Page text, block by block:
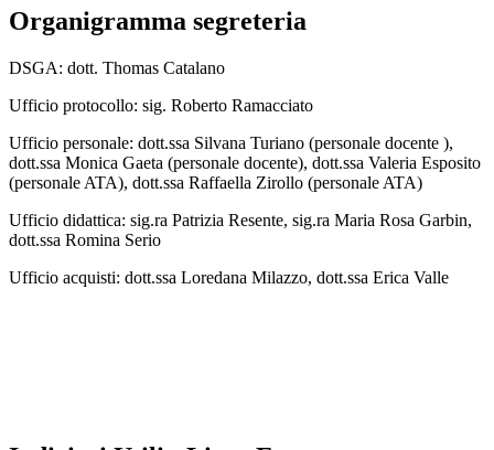
Organigramma segreteria
DSGA: dott. Thomas Catalano
Ufficio protocollo: sig. Roberto Ramacciato
Ufficio personale: dott.ssa Silvana Turiano (personale docente ),
dott.ssa Monica Gaeta (personale docente), dott.ssa Valeria Esposito
(personale ATA), dott.ssa Raffaella Zirollo (personale ATA)
Ufficio didattica: sig.ra Patrizia Resente, sig.ra Maria Rosa Garbin,
dott.ssa Romina Serio
Ufficio acquisti: dott.ssa Loredana Milazzo, dott.ssa Erica Valle